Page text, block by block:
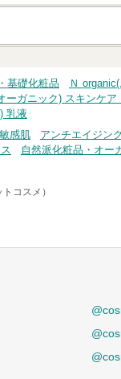
基礎化粧品 Ｎ
ーガニック) スキンケア
乳液
感肌 アンチエイジン
自然派化粧品・オー
コスメ）